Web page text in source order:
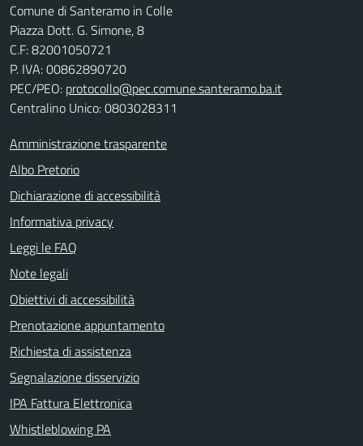
Comune di Santeramo in Colle
Piazza Dott. G. Simone, 8
C.F:82001050721
P. IVA:00862890720
PEC/PEO: protocollo@pec.comune.santeramo.ba.it
Centralino Unico: 0803028311
Amministrazione trasparente
Albo Pretorio
Dichiarazione di accessibilità
Informativa privacy
Leggi le FAQ
Note legali
Obiettivi di accessibilità
Prenotazione appuntamento
Richiesta di assistenza
Segnalazione disservizio
IPA Fattura Elettronica
Whistleblowing PA